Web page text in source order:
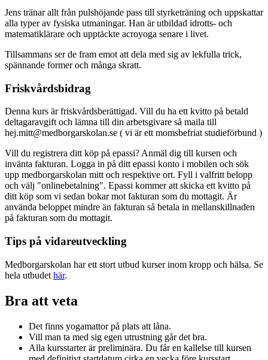
Jens tränar allt från pulshöjande pass till styrketräning och uppskattar
alla typer av fysiska utmaningar. Han är utbildad idrotts- och
matematiklärare och upptäckte acroyoga senare i livet.
Tillsammans ser de fram emot att dela med sig av lekfulla trick,
spännande former och många skratt.
Friskvårdsbidrag
Denna kurs är friskvårdsberättigad. Vill du ha ett kvitto på betald
deltagaravgift och lämna till din arbetsgivare så maila till
hej.mitt@medborgarskolan.se ( vi är ett momsbefriat studieförbund )
Vill du registrera ditt köp på epassi? Anmäl dig till kursen och
invänta fakturan. Logga in på ditt epassi konto i mobilen och sök
upp medborgarskolan mitt och respektive ort. Fyll i valfritt belopp
och välj "onlinebetalning". Epassi kommer att skicka ett kvitto på
ditt köp som vi sedan bokar mot fakturan som du mottagit. Är
använda beloppet mindre än fakturan så betala in mellanskillnaden
på fakturan som du mottagit.
Tips på vidareutveckling
Medborgarskolan har ett stort utbud kurser inom kropp och hälsa. Se
hela utbudet här.
Bra att veta
Det finns yogamattor på plats att låna.
Vill man ta med sig egen utrustning går det bra.
Alla kursstarter är preliminära. Du får en kallelse till kursen